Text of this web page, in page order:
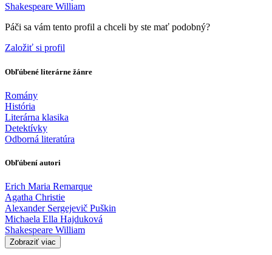
Shakespeare William
Páči sa vám tento profil a chceli by ste mať podobný?
Založiť si profil
Obľúbené literárne žánre
Romány
História
Literárna klasika
Detektívky
Odborná literatúra
Obľúbení autori
Erich Maria Remarque
Agatha Christie
Alexander Sergejevič Puškin
Michaela Ella Hajduková
Shakespeare William
Zobraziť viac